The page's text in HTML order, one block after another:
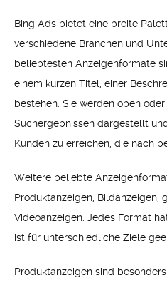
Bing Ads bietet eine breite
verschiedene Branchen und
beliebtesten Anzeigenformate
einem kurzen Titel, einer
bestehen. Sie werden oben
Suchergebnissen dargestellt
Kunden zu erreichen, die nach
Weitere beliebte
Produktanzeigen, Bildanzeigen,
Videoanzeigen. Jedes Format
ist für unterschiedliche Ziele
Produktanzeigen sind